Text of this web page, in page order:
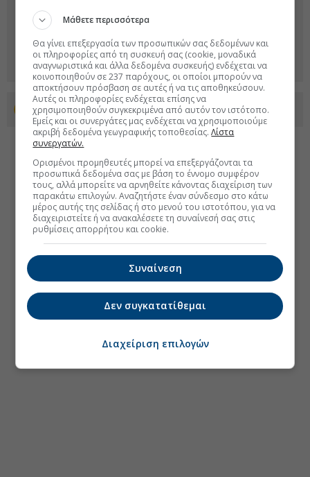
Προσθέστε το euro2day.gr στο Discover
Μάθετε περισσότερα
Θα γίνει επεξεργασία των προσωπικών σας δεδομένων και
οι πληροφορίες από τη συσκευή σας (cookie, μοναδικά
αναγνωριστικά και άλλα δεδομένα συσκευής) ενδέχεται να
κοινοποιηθούν σε 237 παρόχους, οι οποίοι μπορούν να
αποκτήσουν πρόσβαση σε αυτές ή να τις αποθηκεύσουν.
Αυτές οι πληροφορίες ενδέχεται επίσης να
χρησιμοποιηθούν συγκεκριμένα από αυτόν τον ιστότοπο.
Εμείς και οι συνεργάτες μας ενδέχεται να χρησιμοποιούμε
ακριβή δεδομένα γεωγραφικής τοποθεσίας.Λίστα
συνεργατών.
Ορισμένοι προμηθευτές μπορεί να επεξεργάζονται τα
προσωπικά δεδομένα σας με βάση το έννομο συμφέρον
τους, αλλά μπορείτε να αρνηθείτε κάνοντας διαχείριση των
παρακάτω επιλογών. Αναζητήστε έναν σύνδεσμο στο κάτω
μέρος αυτής της σελίδας ή στο μενού του ιστοτόπου, για να
διαχειριστείτε ή να ανακαλέσετε τη συναίνεσή σας στις
ρυθμίσεις απορρήτου και cookie.
Συναίνεση
Δεν συγκατατίθεμαι
Διαχείριση επιλογών